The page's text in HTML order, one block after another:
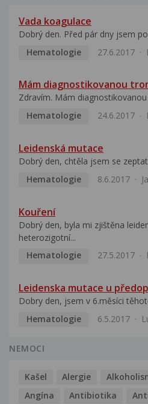
Vada koagulace
Dobrý den. Před pár dny jsem
Hematologie
27.6.2017
Mám diagnostikovanou
Zdravím. Mám
Hematologie
24.6.2017
Leidenská mutace
Dobrý den, chtěla jsem se
Hematologie
8.6.2017
Kouření
Dobrý den, byla mi zjištěna
heterozigotní...
Hematologie
27.5.2017
Leidenska mutace u
Dobry den, jsem v 6.měsíci
Hematologie
6.5.2017
NEMOCI
Kašel Alergie
Angína
Antibiotika